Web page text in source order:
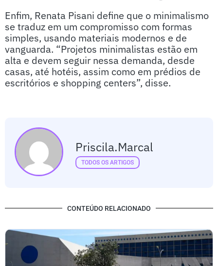
Enfim, Renata Pisani define que o minimalismo
se traduz em um compromisso com formas
simples, usando materiais modernos e de
vanguarda. “Projetos minimalistas estão em
alta e devem seguir nessa demanda, desde
casas, até hotéis, assim como em prédios de
escritórios e shopping centers”, disse.
Priscila.marcal
TODOS OS ARTIGOS
CONTEÚDO RELACIONADO